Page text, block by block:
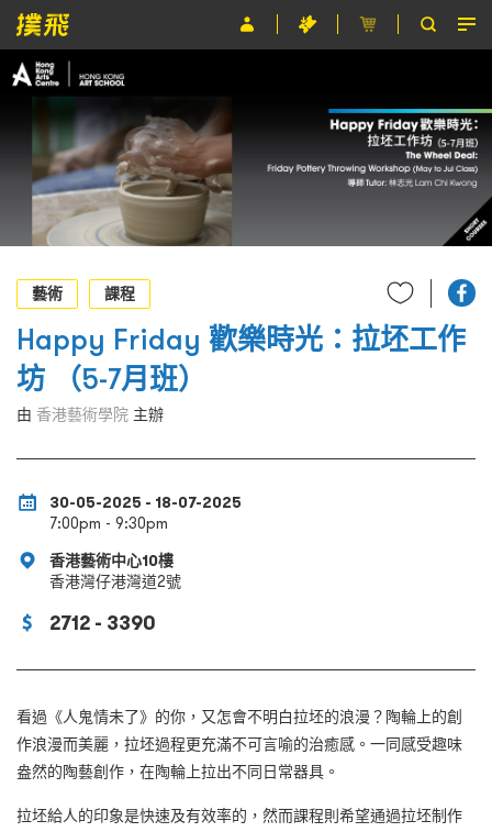
節目
主辦單位
關於撲飛
條款及細則
EN
藝術
課程
Happy Friday 歡樂時光：拉坯工作
坊 （5-7月班）
由 香港藝術學院 主辦
30-05-2025 - 18-07-2025
7:00pm - 9:30pm
香港藝術中心10樓
香港灣仔港灣道2號
2712 - 3390
看過《人鬼情未了》的你，又怎會不明白拉坯的浪漫？陶輪上的創
作浪漫而美麗，拉坯過程更充滿不可言喻的治癒感。一同感受趣味
盎然的陶藝創作，在陶輪上拉出不同日常器具。
拉坯給人的印象是快速及有效率的，然而課程則希望通過拉坯制作